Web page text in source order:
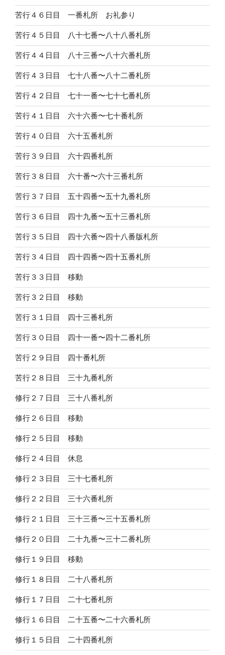
苦行４６日目 一番札所 お礼参り
苦行４５日目 八十七番〜八十八番札所
苦行４４日目 八十三番〜八十六番札所
苦行４３日目 七十八番〜八十二番札所
苦行４２日目 七十一番〜七十七番札所
苦行４１日目 六十六番〜七十番札所
苦行４０日目 六十五番札所
苦行３９日目 六十四番札所
苦行３８日目 六十番〜六十三番札所
苦行３７日目 五十四番〜五十九番札所
苦行３６日目 四十九番〜五十三番札所
苦行３５日目 四十六番〜四十八番版札所
苦行３４日目 四十四番〜四十五番札所
苦行３３日目 移動
苦行３２日目 移動
苦行３１日目 四十三番札所
苦行３０日目 四十一番〜四十二番札所
苦行２９日目 四十番札所
苦行２８日目 三十九番札所
修行２７日目 三十八番札所
修行２６日目 移動
修行２５日目 移動
修行２４日目 休息
修行２３日目 三十七番札所
修行２２日目 三十六番札所
修行２１日目 三十三番〜三十五番札所
修行２０日目 二十九番〜三十二番札所
修行１９日目 移動
修行１８日目 二十八番札所
修行１７日目 二十七番札所
修行１６日目 二十五番〜二十六番札所
修行１５日目 二十四番札所